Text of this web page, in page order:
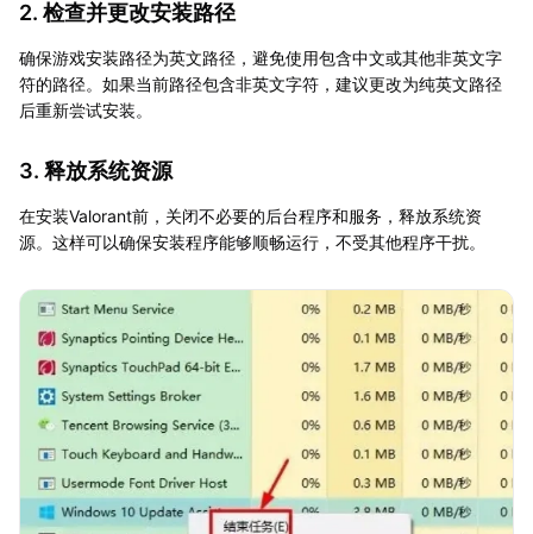
2. 检查并更改安装路径
确保游戏安装路径为英文路径，避免使用包含中文或其他非英文字
符的路径。如果当前路径包含非英文字符，建议更改为纯英文路径
后重新尝试安装。
3. 释放系统资源
在安装Valorant前，关闭不必要的后台程序和服务，释放系统资
源。这样可以确保安装程序能够顺畅运行，不受其他程序干扰。